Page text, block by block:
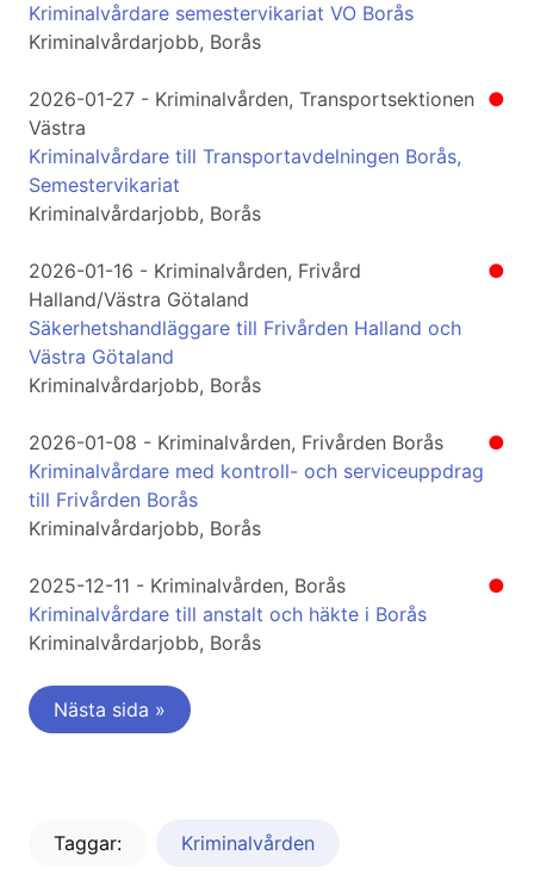
Kriminalvårdare semestervikariat VO Borås
Kriminalvårdarjobb, Borås
●
2026-01-27 - Kriminalvården, Transportsektionen
Västra
Kriminalvårdare till Transportavdelningen Borås,
Semestervikariat
Kriminalvårdarjobb, Borås
●
2026-01-16 - Kriminalvården, Frivård
Halland/Västra Götaland
Säkerhetshandläggare till Frivården Halland och
Västra Götaland
Kriminalvårdarjobb, Borås
●
2026-01-08 - Kriminalvården, Frivården Borås
Kriminalvårdare med kontroll- och serviceuppdrag
till Frivården Borås
Kriminalvårdarjobb, Borås
●
2025-12-11 - Kriminalvården, Borås
Kriminalvårdare till anstalt och häkte i Borås
Kriminalvårdarjobb, Borås
Nästa sida »
Taggar: Kriminalvården